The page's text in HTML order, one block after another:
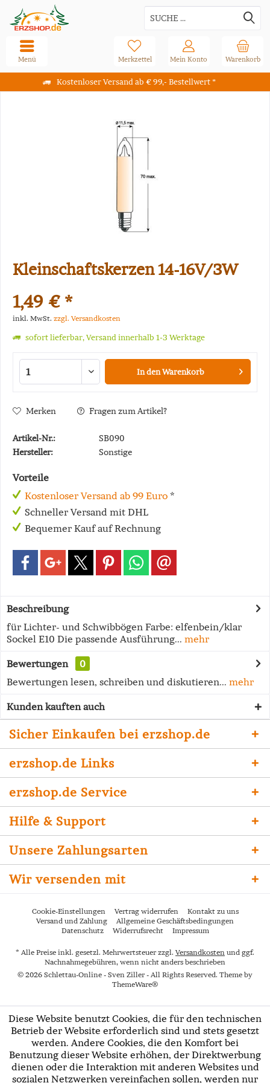
Kostenloser Versand ab € 99,- Bestellwert *
Warenkorb
Merkzettel Mein Konto
Menü
Kleinschaftskerzen 14-16V/3W
1,49 € *
inkl. MwSt. zzgl. Versandkosten
sofort lieferbar, Versand innerhalb 1-3 Werktage
In denWarenkorb
Merken Fragen zum Artikel?
Artikel-Nr.:
SB090
Hersteller:
Sonstige
Vorteile
Kostenloser Versand ab 99 Euro *
Schneller Versand mit DHL
Bequemer Kauf auf Rechnung
Beschreibung
für Lichter- und Schwibbögen Farbe: elfenbein/klar
Sockel E10 Die passende Ausführung... mehr
Bewertungen
0
Bewertungen lesen, schreiben und diskutieren... mehr
Kunden kauften auch
Sicher Einkaufen bei erzshop.de
erzshop.de Links
erzshop.de Service
Hilfe & Support
Unsere Zahlungsarten
Wir versenden mit
Cookie-Einstellungen Vertrag widerrufen
Kontakt zu uns
Versand und Zahlung
Allgemeine Geschäftsbedingungen
Datenschutz
Widerrufsrecht Impressum
* Alle Preise inkl. gesetzl. Mehrwertsteuer zzgl. Versandkosten und ggf.
Nachnahmegebühren, wenn nicht anders beschrieben
© 2026 Schlettau-Online - Sven Ziller - All Rights Reserved. Theme by
ThemeWare®
Diese Website benutzt Cookies, die für den technischen
Betrieb der Website erforderlich sind und stets gesetzt
werden. Andere Cookies, die den Komfort bei
Benutzung dieser Website erhöhen, der Direktwerbung
dienen oder die Interaktion mit anderen Websites und
sozialen Netzwerken vereinfachen sollen, werden nur